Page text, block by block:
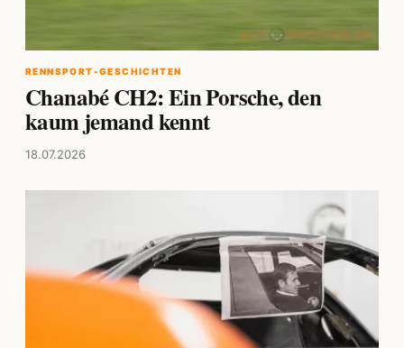
RENNSPORT-GESCHICHTEN
Chanabé CH2: Ein Porsche, den
kaum jemand kennt
18.07.2026